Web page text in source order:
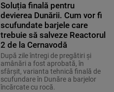
Soluția finală pentru
devierea Dunării. Cum vor fi
scufundate barjele care
trebuie să salveze Reactorul
2 de la Cernavodă
După zile întregi de pregătiri și
amânări a fost aprobată, în
sfârșit, varianta tehnică finală de
scufundare în Dunăre a barjelor
încărcate cu rocă.